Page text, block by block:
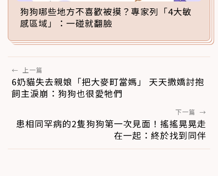
狗狗哪些地方不喜歡被摸？專家列「4大敏
感區域」：一碰就翻臉
← 上一篇
6奶貓失去親娘「把大麥町當媽」 天天撒嬌討抱
飼主淚崩：狗狗也很愛牠們
下一篇 →
患相同罕病的2隻狗狗第一次見面！搖搖晃晃走
在一起：終於找到同伴